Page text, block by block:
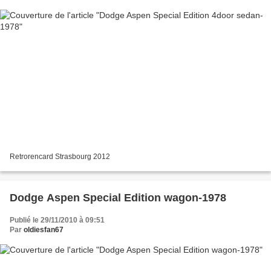
Retrorencard Strasbourg 2012
Dodge Aspen Special Edition wagon-1978
Publié le 29/11/2010 à 09:51
Par oldiesfan67